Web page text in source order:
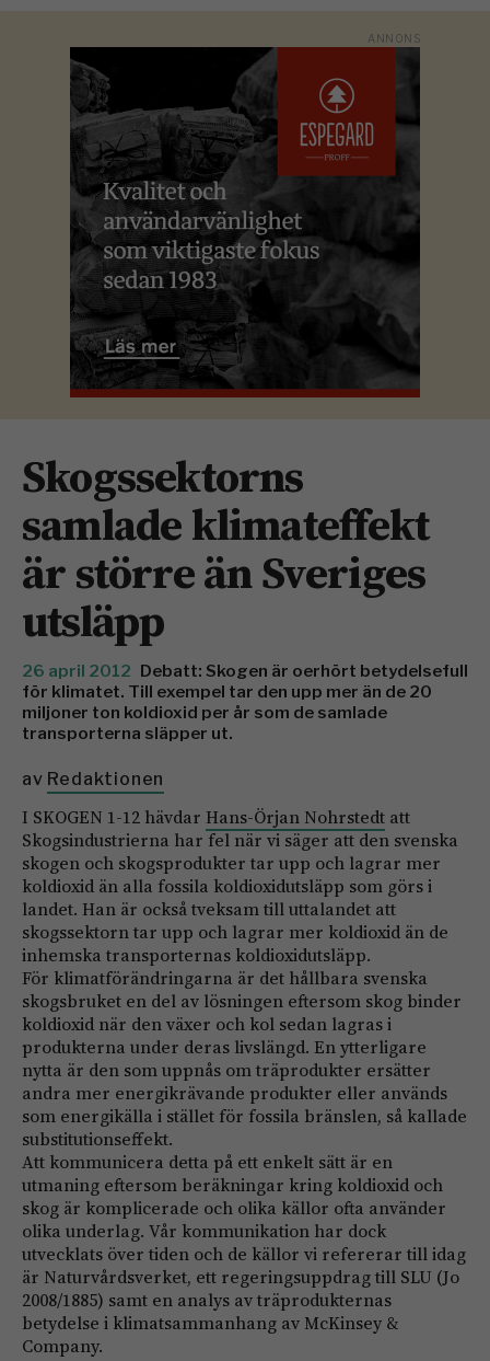
Skogssektorns
samlade klimateffekt
är större än Sveriges
utsläpp
26 april 2012 Debatt: Skogen är oerhört betydelsefull
för klimatet. Till exempel tar den upp mer än de 20
miljoner ton koldioxid per år som de samlade
transporterna släpper ut.
av Redaktionen
I SKOGEN 1-12 hävdar Hans-Örjan Nohrstedt att
Skogsindustrierna har fel när vi säger att den svenska
skogen och skogsprodukter tar upp och lagrar mer
koldioxid än alla fossila koldioxidutsläpp som görs i
landet. Han är också tveksam till uttalandet att
skogssektorn tar upp och lagrar mer koldioxid än de
inhemska transporternas koldioxidutsläpp.
För klimatförändringarna är det hållbara svenska
skogsbruket en del av lösningen eftersom skog binder
koldioxid när den växer och kol sedan lagras i
produkterna under deras livslängd. En ytterligare
nytta är den som uppnås om träprodukter ersätter
andra mer energikrävande produkter eller används
som energikälla i stället för fossila bränslen, så kallade
substitutionseffekt.
Att kommunicera detta på ett enkelt sätt är en
utmaning eftersom beräkningar kring koldioxid och
skog är komplicerade och olika källor ofta använder
olika underlag. Vår kommunikation har dock
utvecklats över tiden och de källor vi refererar till idag
är Naturvårdsverket, ett regeringsuppdrag till SLU (Jo
2008/1885) samt en analys av träprodukternas
betydelse i klimatsammanhang av McKinsey &
Company.